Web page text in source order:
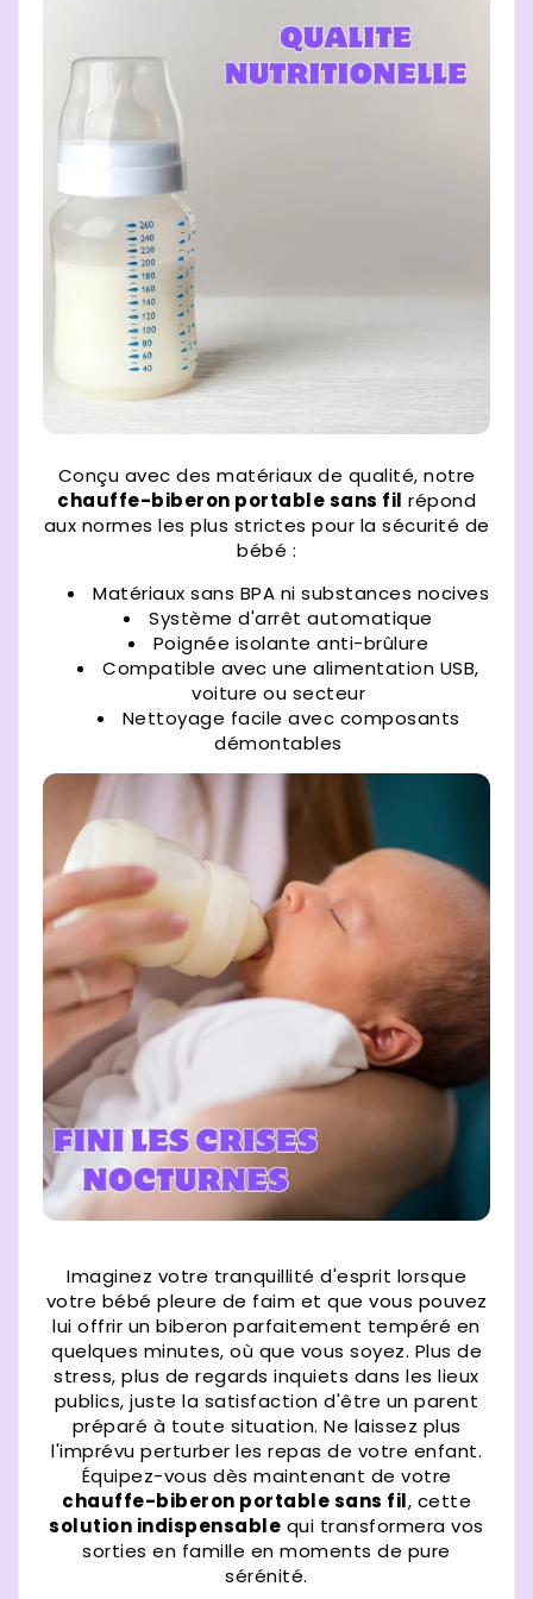
Conçu avec des matériaux de qualité, notre
chauffe-biberon portable sans fil répond
aux normes les plus strictes pour la sécurité de
bébé :
Matériaux sans BPA ni substances nocives
Système d'arrêt automatique
Poignée isolante anti-brûlure
Compatible avec une alimentation USB,
voiture ou secteur
Nettoyage facile avec composants
démontables
Imaginez votre tranquillité d'esprit lorsque
votre bébé pleure de faim et que vous pouvez
lui offrir un biberon parfaitement tempéré en
quelques minutes, où que vous soyez. Plus de
stress, plus de regards inquiets dans les lieux
publics, juste la satisfaction d'être un parent
préparé à toute situation. Ne laissez plus
l'imprévu perturber les repas de votre enfant.
Équipez-vous dès maintenant de votre
chauffe-biberon portable sans fil, cette
solution indispensable qui transformera vos
sorties en famille en moments de pure
sérénité.